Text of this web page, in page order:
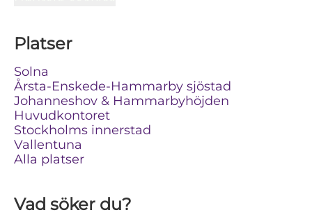
Platser
Solna
Årsta-Enskede-Hammarby sjöstad
Johanneshov & Hammarbyhöjden
Huvudkontoret
Stockholms innerstad
Vallentuna
Alla platser
Vad söker du?